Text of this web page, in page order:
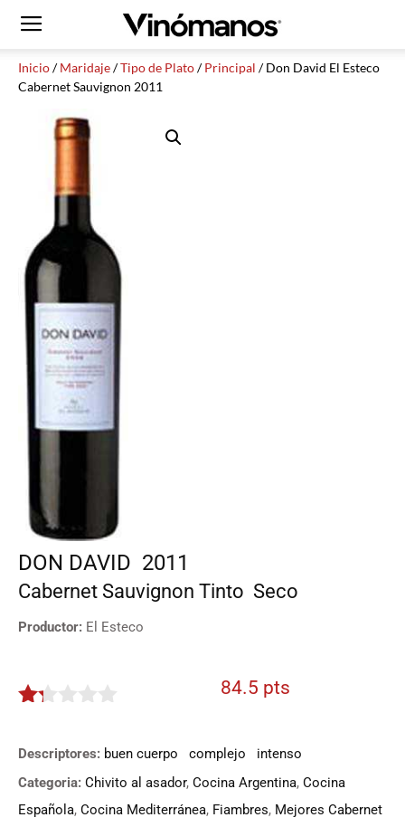
Inicio/Maridaje/Tipo de Plato/Principal / Don David El Esteco
Cabernet Sauvignon 2011
DON DAVID 2011
Cabernet Sauvignon Tinto Seco
Productor: El Esteco
84.5 pts
5
Descriptores: buen cuerpo complejo
intenso
Categoria: Chivito al asador, Cocina Argentina, Cocina
Española, Cocina Mediterránea, Fiambres, Mejores Cabernet